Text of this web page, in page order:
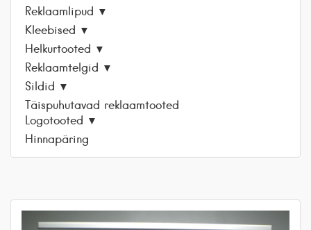
Reklaamlipud
Kleebised
Helkurtooted
Reklaamtelgid
Sildid
Täispuhutavad reklaamtooted
Logotooted
Hinnapäring